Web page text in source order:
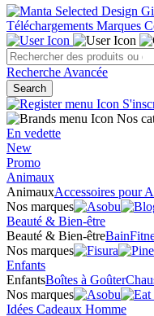
Téléchargements Marques
Recherche Avancée
Search
Nos
En vedette
New
Promo
Animaux
AnimauxAccessoires pour
Nos marques
Beauté & Bien-être
Beauté & Bien-êtreBain
Nos marques
Enfants
EnfantsBoîtes à Goûter
Nos marques
Idées Cadeaux Homme